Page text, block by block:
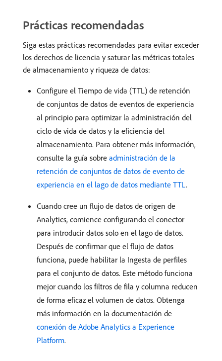
Prácticas recomendadas
Siga estas prácticas recomendadas para evitar exceder
los derechos de licencia y saturar las métricas totales
de almacenamiento y riqueza de datos:
Configure el Tiempo de vida (TTL) de retención
de conjuntos de datos de eventos de experiencia
al principio para optimizar la administración del
ciclo de vida de datos y la eficiencia del
almacenamiento. Para obtener más información,
consulte la guía sobre administración de la
retención de conjuntos de datos de evento de
experiencia en el lago de datos mediante TTL.
Cuando cree un flujo de datos de origen de
Analytics, comience configurando el conector
para introducir datos solo en el lago de datos.
Después de confirmar que el flujo de datos
funciona, puede habilitar la Ingesta de perfiles
para el conjunto de datos. Este método funciona
mejor cuando los filtros de fila y columna reducen
de forma eficaz el volumen de datos. Obtenga
más información en la documentación de
conexión de Adobe Analytics a Experience
Platform.